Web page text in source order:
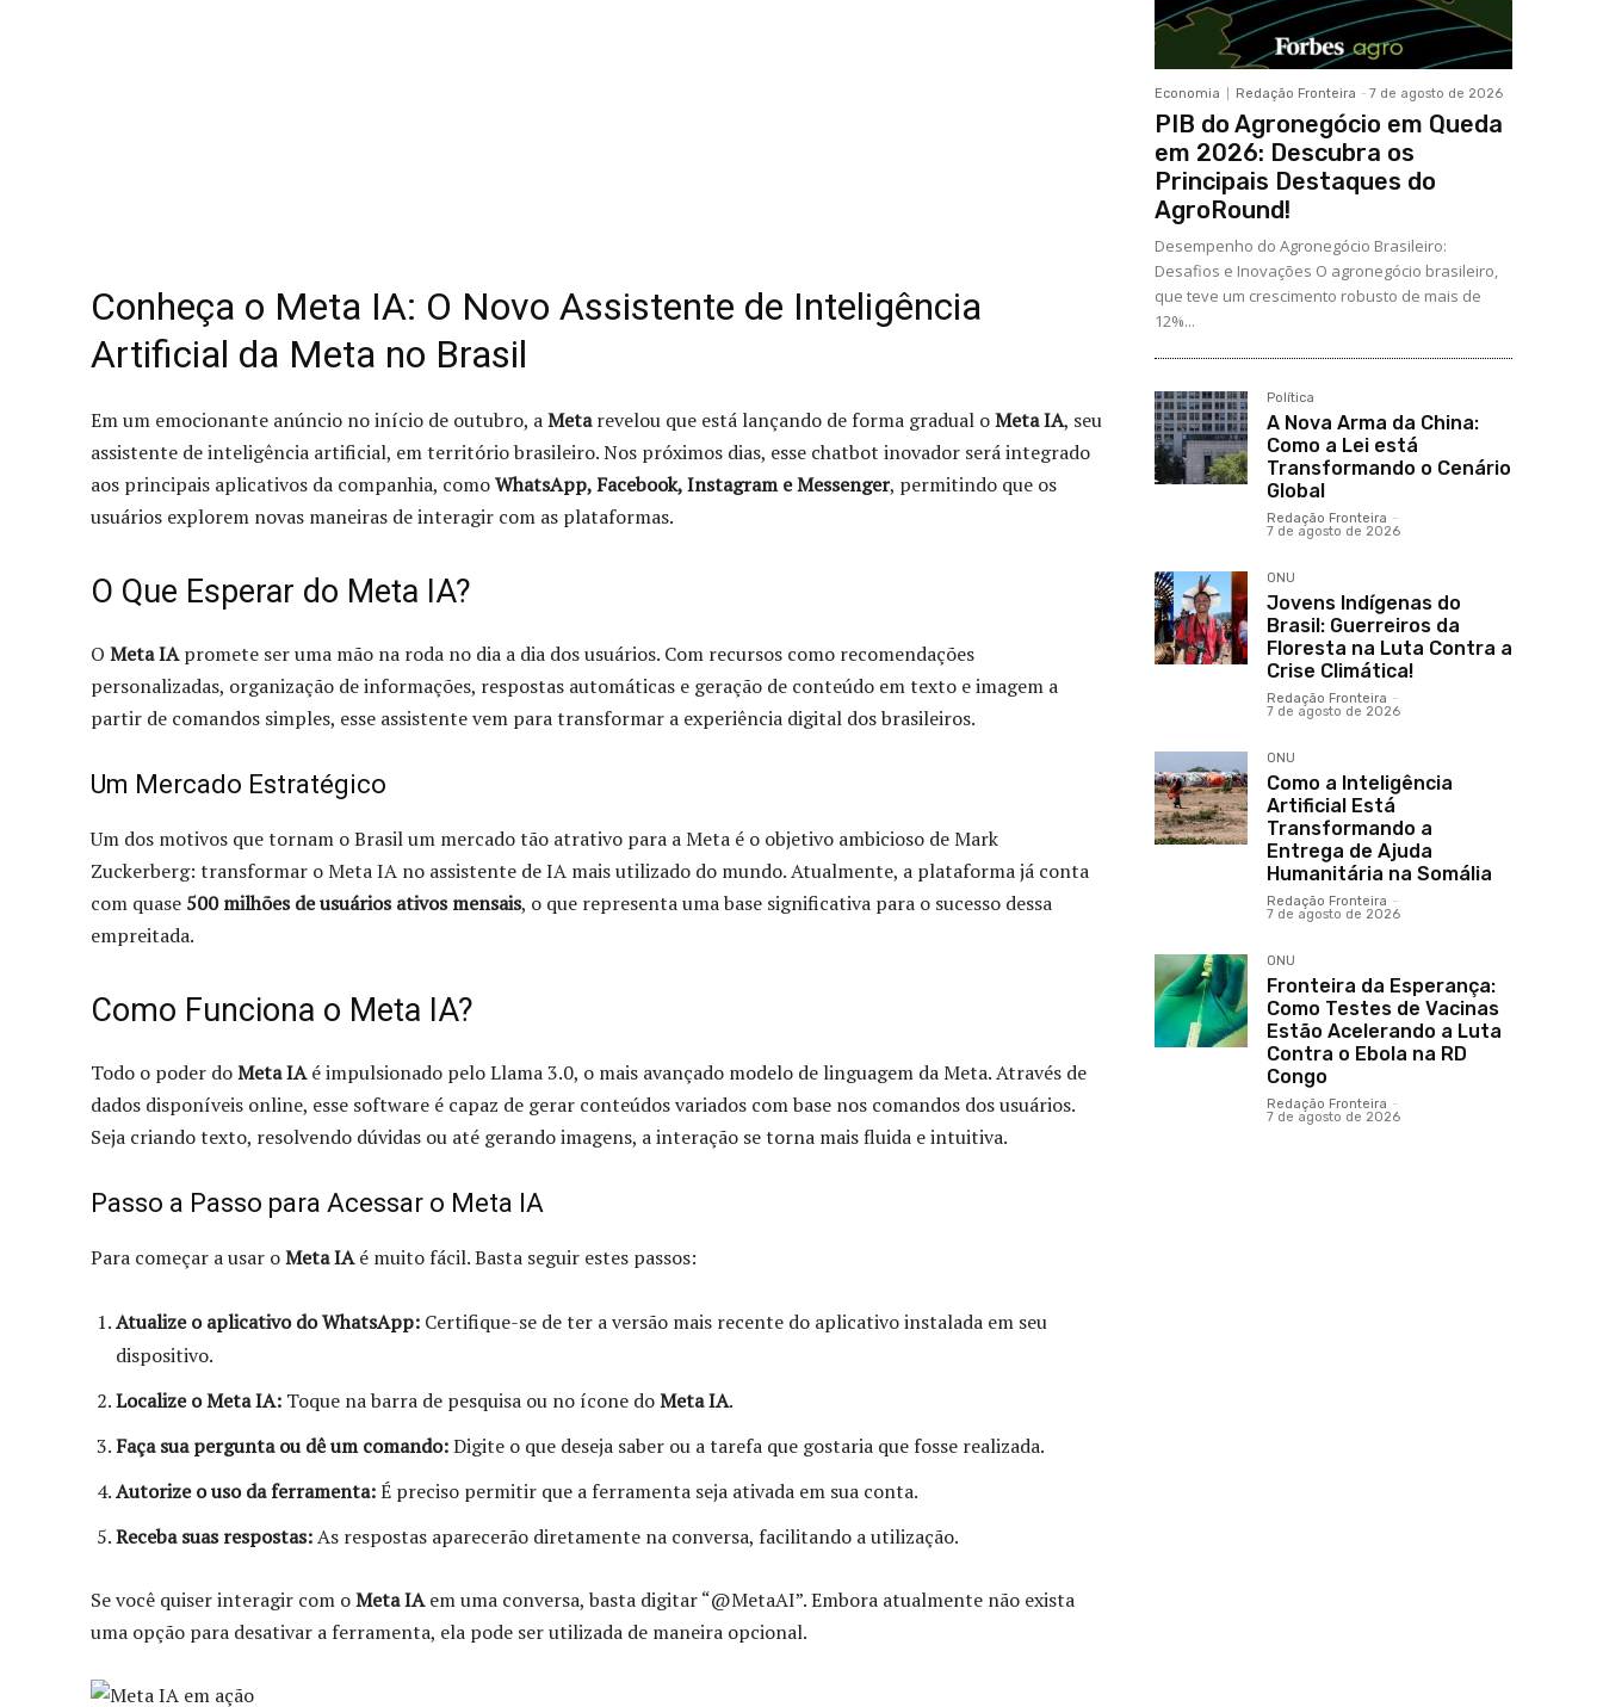
Conheça o Meta IA: O Novo Assistente de Inteligência
Artificial da Meta no Brasil
Em um emocionante anúncio no início de outubro, aMetarevelou que está lançando de forma gradual oMeta IA, seu
assistente de inteligência artificial, em território brasileiro. Nos próximos dias, esse chatbot inovador será integrado
aos principais aplicativos da companhia, comoWhatsApp, Facebook, Instagram e Messenger, permitindo que os
usuários explorem novas maneiras de interagir com as plataformas.
O Que Esperar do Meta IA?
O Meta IApromete ser uma mão na roda no dia a dia dos usuários. Com recursos como recomendações
personalizadas, organização de informações, respostas automáticas e geração de conteúdo em texto e imagem a
partir de comandos simples, esse assistente vem para transformar a experiência digital dos brasileiros.
Um Mercado Estratégico
Um dos motivos que tornam o Brasil um mercado tão atrativo para a Meta é o objetivo ambicioso de Mark
Zuckerberg: transformar o Meta IA no assistente de IA mais utilizado do mundo. Atualmente, a plataforma já conta
com quase 500 milhões de usuários ativos mensais, o que representa uma base significativa para o sucesso dessa
empreitada.
Como Funciona o Meta IA?
Todo o poder doMeta IAé impulsionado pelo Llama 3.0, o mais avançado modelo de linguagem da Meta. Através de
dados disponíveis online, esse software é capaz de gerar conteúdos variados com base nos comandos dos usuários.
Seja criando texto, resolvendo dúvidas ou até gerando imagens, a interação se torna mais fluida e intuitiva.
Passo a Passo para Acessar o Meta IA
Para começar a usar oMeta IAé muito fácil. Basta seguir estes passos:
Atualize o aplicativo do WhatsApp: Certifique-se de ter a versão mais recente do aplicativo instalada em seu
dispositivo.
Localize o Meta IA: Toque na barra de pesquisa ou no ícone doMeta IA.
Faça sua pergunta ou dê um comando:Digite o que deseja saber ou a tarefa que gostaria que fosse realizada.
Autorize o uso da ferramenta:É preciso permitir que a ferramenta seja ativada em sua conta.
Receba suas respostas:As respostas aparecerão diretamente na conversa, facilitando a utilização.
Se você quiser interagir com oMeta IAem uma conversa, basta digitar “@MetaAI”. Embora atualmente não exista
uma opção para desativar a ferramenta, ela pode ser utilizada de maneira opcional.
Economia Redação Fronteira - 7 de agosto de 2026
PIB do Agronegócio em Queda
em 2026: Descubra os
Principais Destaques do
AgroRound!
Desempenho do Agronegócio Brasileiro:
Desafios e Inovações O agronegócio brasileiro,
que teve um crescimento robusto de mais de
12%...
Política
A Nova Arma da China:
Como a Lei está
Transformando o Cenário
Global
Redação Fronteira -
7 de agosto de 2026
ONU
Jovens Indígenas do
Brasil: Guerreiros da
Floresta na Luta Contra a
Crise Climática!
Redação Fronteira -
7 de agosto de 2026
ONU
Como a Inteligência
Artificial Está
Transformando a
Entrega de Ajuda
Humanitária na Somália
Redação Fronteira -
7 de agosto de 2026
ONU
Fronteira da Esperança:
Como Testes de Vacinas
Estão Acelerando a Luta
Contra o Ebola na RD
Congo
Redação Fronteira -
7 de agosto de 2026